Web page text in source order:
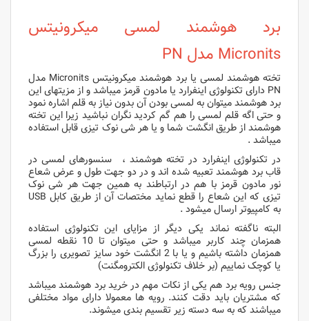
برد هوشمند لمسی میکرونیتس
Micronits مدل PN
تخته هوشمند لمسی یا برد هوشمند میکرونیتس Micronits مدل
PN دارای تکنولوژی اینفرارد یا مادون قرمز میباشد و از مزیتهای این
برد هوشمند میتوان به لمسی بودن آن بدون نیاز به قلم اشاره نمود
و حتی اگه قلم لمسی را هم گم کردید نگران نباشید زیرا این تخته
هوشمند از طریق انگشت شما و یا هر شی نوک تیزی قابل استفاده
میباشد .
در تکنولوژی اینفرارد در تخته هوشمند ، سنسورهای لمسی در
قاب برد هوشمند تعبیه شده اند و در دو جهت طول و عرض شعاع
نور مادون قرمز با هم در ارتباطند به همین جهت هر شی نوک
تیزی که این شعاع را قطع نماید مختصات آن از طریق کابل USB
به کامپیوتر ارسال میشود .
البته ناگفته نماند یکی دیگر از مزایای این تکنولوژی استفاده
همزمان چند کاربر میباشد و حتی میتوان تا 10 نقطه لمسی
همزمان داشته باشیم و یا با 2 انگشت خود سایز تصویری را بزرگ
یا کوچک نماییم (بر خلاف تکنولوژی الکترومگنت)
جنس رویه برد هم یکی از نکات مهم در خرید برد هوشمند میباشد
که مشتریان باید دقت کنند. رویه ها معمولا دارای مواد مختلفی
میباشند که به سه دسته زیر تقسیم بندی میشوند.